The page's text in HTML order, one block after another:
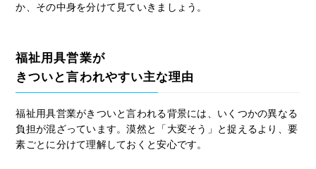
か、その中身を分けて見ていきましょう。
福祉用具営業が
きついと言われやすい主な理由
福祉用具営業がきついと言われる背景には、いくつかの異なる
負担が混ざっています。漠然と「大変そう」と捉えるより、要
素ごとに分けて理解しておくと安心です。